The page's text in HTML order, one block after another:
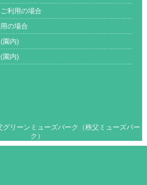
利用の場合
の場合
園内)
園内)
リーンミューズパーク（秩父ミューズパー
ク）